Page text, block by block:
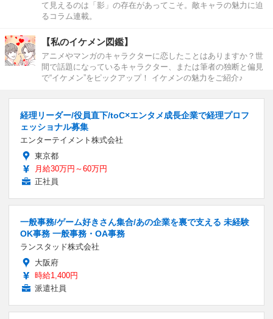
て見えるのは「影」の存在があってこそ。敵キャラの魅力に迫
るコラム連載。
【私のイケメン図鑑】
アニメやマンガのキャラクターに恋したことはありますか？世
間で話題になっているキャラクター、または筆者の独断と偏見
で“イケメン”をピックアップ！ イケメンの魅力をご紹介♪
経理リーダー/役員直下/toC×エンタメ成長企業で経理プロフ
ェッショナル募集
エンターテイメント株式会社
東京都
月給30万円～60万円
正社員
一般事務/ゲーム好きさん集合/あの企業を裏で支える 未経験
OK事務 一般事務・OA事務
ランスタッド株式会社
大阪府
時給1,400円
派遣社員